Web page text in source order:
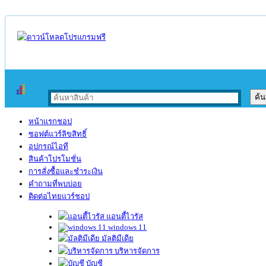
หน้าแรกชอป
ซอฟต์แวร์ลิขสิทธิ์
อุปกรณ์ไอที
สินค้าโปรโมชั่น
การสั่งซื้อและชำระเงิน
คำถามที่พบบ่อย
ติดต่อไทยแวร์ชอป
แอนตี้ไวรัส
windows 11
มัลติมีเดีย
บริหารจัดการ
บัญชี